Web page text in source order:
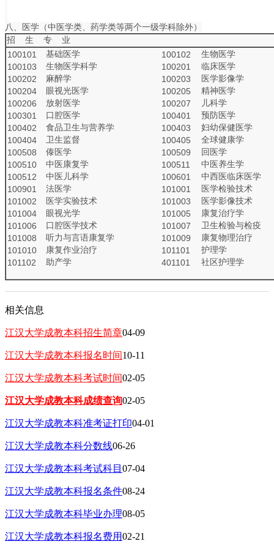
八、医学（中医学类、药学类等两个一级学科除外）
招 生 专 业
100101
基础医学 100102
生物医学
100103
生物医学科学 100201
临床医学
100202
麻醉学 100203
医学影像学
100204
眼视光医学 100205
精神医学
100206
放射医学 100207
儿科学
100301
口腔医学 100401
预防医学
100402
食品卫生与营养学 100403
妇幼保健医学
100404
卫生监督 100405
全球健康学
100508
傣医学 100509
回医学
100510
中医康复学 100511
中医养生学
100512
中医儿科学 100601
中西医临床医学
100901
法医学 101001
医学检验技术
101002
医学实验技术 101003
医学影像技术
101004
眼视光学 101005
康复治疗学
101006
口腔医学技术 101007
卫生检验与检疫
101008
听力与言语康复学 101009
康复物理治疗
101010
康复作业治疗 101101
护理学
101102
助产学 401101 社区护理学
相关信息
江汉大学成教本科招生简章04-09
江汉大学成教本科报名时间10-11
江汉大学成教本科考试时间02-05
江汉大学成教本科成绩查询02-05
江汉大学成教本科准考证打印04-01
江汉大学成教本科分数线06-26
江汉大学成教本科考试科目 07-04
江汉大学成教本科报名条件08-24
江汉大学成教本科毕业办理08-05
江汉大学成教本科报名费用02-21